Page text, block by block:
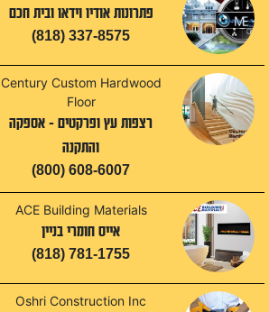
פתרונות אודיו וידאו ובית חכם
(818) 337-8575
Century Custom Hardwood
Floor
רצפות עץ ופרקטים - אספקה
והתקנה
(800) 608-6007
ACE Building Materials
אייס חומרי בניין
(818) 781-1755
Oshri Construction Inc